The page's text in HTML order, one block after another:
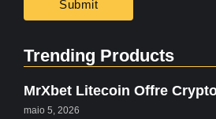
Trending Products
MrXbet Litecoin Offre
maio 5, 2026